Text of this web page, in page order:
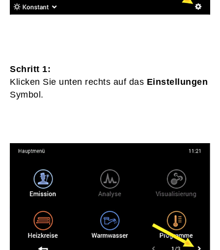
Schritt 1:
Klicken Sie unten rechts auf das Einstellungen
Symbol.